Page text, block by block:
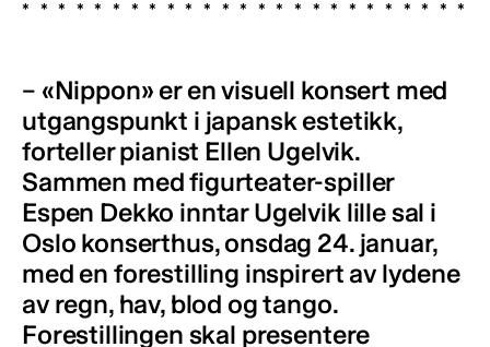
– «Nippon» er en visuell konsert med
utgangspunkt i japansk estetikk,
forteller pianist Ellen Ugelvik.
Sammen med figurteater-spiller
Espen Dekko inntar Ugelvik lille sal i
Oslo konserthus, onsdag 24. januar,
med en forestilling inspirert av lydene
av regn, hav, blod og tango.
Forestillingen skal presentere